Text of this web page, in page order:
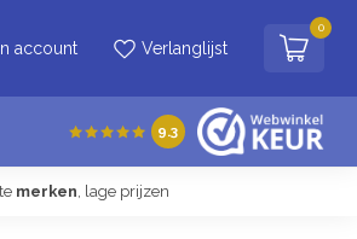
account Verlanglijst
0
9.3
merken, lage prijzen